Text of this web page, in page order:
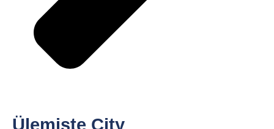
Ülemiste City